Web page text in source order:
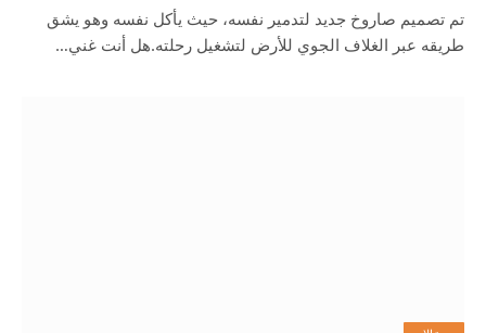
تم تصميم صاروخ جديد لتدمير نفسه، حيث يأكل نفسه وهو يشق
طريقه عبر الغلاف الجوي للأرض لتشغيل رحلته.هل أنت غني…